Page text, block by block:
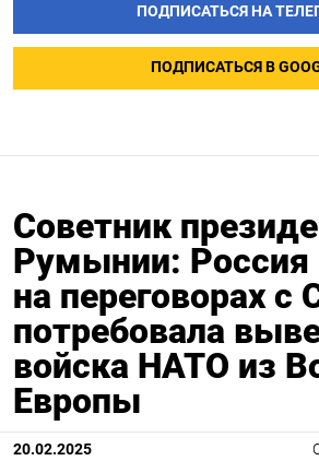
ПОДПИСАТЬСЯ НА
ПОДПИСАТЬСЯ В
Советник
Румынии: Россия
на переговорах
потребовала
войска НАТО из
Европы
20.02.2025